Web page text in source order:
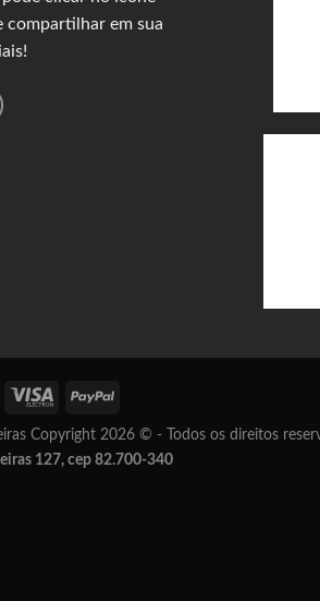
compartilhar em sua
Copyright 2026 © - Todos os direitos
127, cep 82.700-340